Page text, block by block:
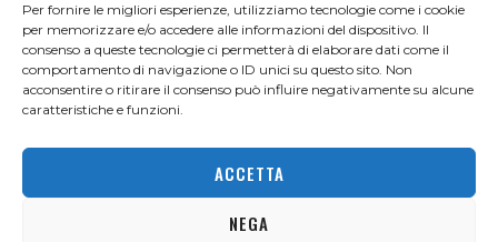
Per fornire le migliori esperienze, utilizziamo tecnologie come i cookie
per memorizzare e/o accedere alle informazioni del dispositivo. Il
consenso a queste tecnologie ci permetterà di elaborare dati come il
comportamento di navigazione o ID unici su questo sito. Non
acconsentire o ritirare il consenso può influire negativamente su alcune
caratteristiche e funzioni.
ACCETTA
NEGA
© All rights reserved 2023 – Comune di Baceno | C.F. e P.IVA
00422770032 | pec: baceno@pec.it